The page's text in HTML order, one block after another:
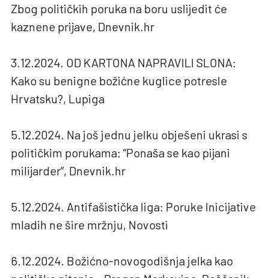
Zbog političkih poruka na boru uslijedit će
kaznene prijave, Dnevnik.hr
3.12.2024. OD KARTONA NAPRAVILI SLONA:
Kako su benigne božićne kuglice potresle
Hrvatsku?, Lupiga
5.12.2024. Na još jednu jelku obješeni ukrasi s
političkim porukama: “Ponaša se kao pijani
milijarder”, Dnevnik.hr
5.12.2024. Antifašistička liga: Poruke Inicijative
mladih ne šire mržnju, Novosti
6.12.2024. Božićno-novogodišnja jelka kao